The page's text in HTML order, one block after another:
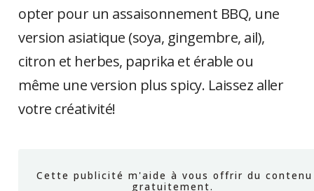
opter pour un assaisonnement BBQ, une
version asiatique (soya, gingembre, ail),
citron et herbes, paprika et érable ou
même une version plus spicy. Laissez aller
votre créativité!